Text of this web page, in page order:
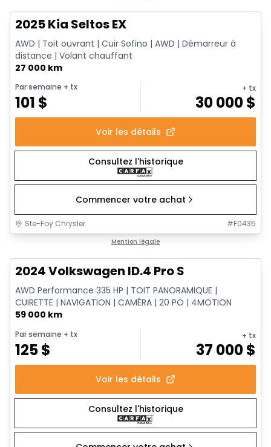
2025 Kia Seltos EX
AWD | Toit ouvrant | Cuir Sofino | AWD | Démarreur à
distance | Volant chauffant
27 000 km
Par semaine + tx
101 $
+ tx
30 000$
Voir les détails
Consultez l'historique
Commencer votre achat
Ste-Foy Chrysler #F0435
Mention légale
2024 Volkswagen ID.4 Pro S
AWD Performance 335 HP | TOIT PANORAMIQUE |
CUIRETTE | NAVIGATION | CAMÉRA | 20 PO | 4MOTION
59 000 km
Par semaine + tx
125$
+ tx
37 000$
Voir les détails
Consultez l'historique